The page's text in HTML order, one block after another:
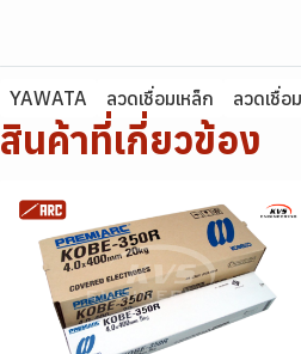
YAWATA ลวดเชื่อมเหล็ก ลวดเชื่อ
สินค้าที่เกี่ยวข้อง